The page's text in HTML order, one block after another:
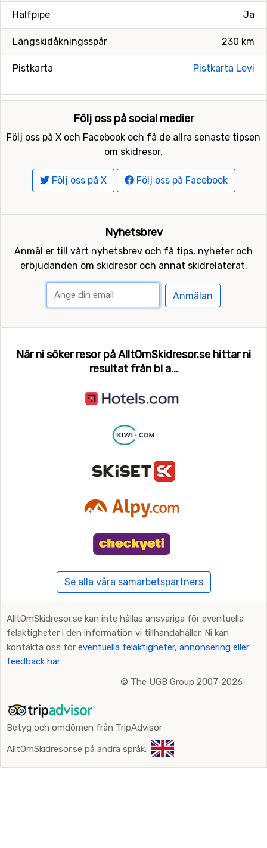
Ja
Halfpipe
230 km
Längskidåkningsspår
Pistkarta Levi
Pistkarta
Följ oss på social medier
Följ oss på X och Facebook och få de allra senaste tipsen
om skidresor.
Följ oss på X Följ oss på Facebook
Nyhetsbrev
Anmäl er till vårt nyhetsbrev och få tips, nyheter och
erbjudanden om skidresor och annat skidrelaterat.
Anmälan
När ni söker resor på AlltOmSkidresor.se hittar ni
resultat från bl a...
Se alla våra samarbetspartners
AlltOmSkidresor.se kan inte hållas ansvariga för eventuella
felaktigheter i den information vi tillhandahåller. Ni kan
kontakta oss för eventuella felaktigheter, annonsering eller
feedback här
© The UGB Group 2007-2026
Betyg och omdömen från TripAdvisor
AlltOmSkidresor.se på andra språk: